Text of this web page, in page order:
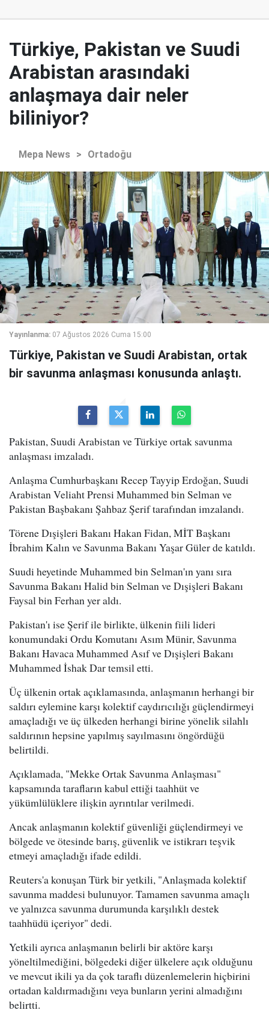
Türkiye, Pakistan ve Suudi
Arabistan arasındaki
anlaşmaya dair neler
biliniyor?
Mepa News > Ortadoğu
Yayınlanma: 07 Ağustos 2026 Cuma 15:00
Türkiye, Pakistan ve Suudi Arabistan, ortak
bir savunma anlaşması konusunda anlaştı.
Pakistan, Suudi Arabistan ve Türkiye ortak savunma
anlaşması imzaladı.
Anlaşma Cumhurbaşkanı Recep Tayyip Erdoğan, Suudi
Arabistan Veliaht Prensi Muhammed bin Selman ve
Pakistan Başbakanı Şahbaz Şerif tarafından imzalandı.
Törene Dışişleri Bakanı Hakan Fidan, MİT Başkanı
İbrahim Kalın ve Savunma Bakanı Yaşar Güler de katıldı.
Suudi heyetinde Muhammed bin Selman'ın yanı sıra
Savunma Bakanı Halid bin Selman ve Dışişleri Bakanı
Faysal bin Ferhan yer aldı.
Pakistan'ı ise Şerif ile birlikte, ülkenin fiili lideri
konumundaki Ordu Komutanı Asım Münir, Savunma
Bakanı Havaca Muhammed Asıf ve Dışişleri Bakanı
Muhammed İshak Dar temsil etti.
Üç ülkenin ortak açıklamasında, anlaşmanın herhangi bir
saldırı eylemine karşı kolektif caydırıcılığı güçlendirmeyi
amaçladığı ve üç ülkeden herhangi birine yönelik silahlı
saldırının hepsine yapılmış sayılmasını öngördüğü
belirtildi.
Açıklamada, "Mekke Ortak Savunma Anlaşması"
kapsamında tarafların kabul ettiği taahhüt ve
yükümlülüklere ilişkin ayrıntılar verilmedi.
Ancak anlaşmanın kolektif güvenliği güçlendirmeyi ve
bölgede ve ötesinde barış, güvenlik ve istikrarı teşvik
etmeyi amaçladığı ifade edildi.
Reuters'a konuşan Türk bir yetkili, "Anlaşmada kolektif
savunma maddesi bulunuyor. Tamamen savunma amaçlı
ve yalnızca savunma durumunda karşılıklı destek
taahhüdü içeriyor" dedi.
Yetkili ayrıca anlaşmanın belirli bir aktöre karşı
yöneltilmediğini, bölgedeki diğer ülkelere açık olduğunu
ve mevcut ikili ya da çok taraflı düzenlemelerin hiçbirini
ortadan kaldırmadığını veya bunların yerini almadığını
belirtti.